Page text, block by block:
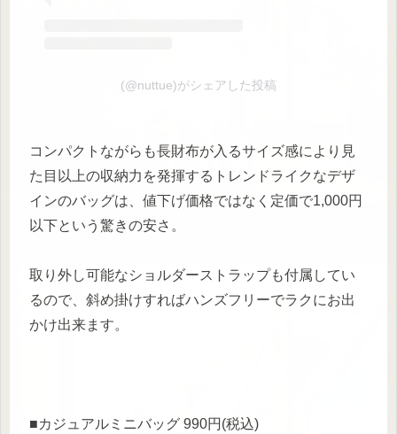
(@nuttue)がシェアした投稿
コンパクトながらも長財布が入るサイズ感により見
た目以上の収納力を発揮するトレンドライクなデザ
インのバッグは、値下げ価格ではなく定価で1,000円
以下という驚きの安さ。
取り外し可能なショルダーストラップも付属してい
るので、斜め掛けすればハンズフリーでラクにお出
かけ出来ます。
■カジュアルミニバッグ 990円(税込)